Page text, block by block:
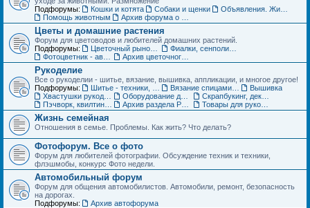
Подфорумы:
Кошки и котята Собаки и щенки
Помощь животным
Цветы и домашние растения
Форум для цветоводов и любителей домашних растений.
Подфорумы:
Рукоделие
Все о рукоделии - шитье, вязание, вышивка, аппликации, и многое другое!
Подфорумы:
Вышивка
Жизнь семейная
Отношения в семье. Проблемы. Как жить? Что делать?
Фотофорум. Все о фото
Форум для любителей фотографии. Обсуждение техник и техники,
флэшмобы, конкурс Фото недели.
Автомобильный форум
Форум для общения автомобилистов. Автомобили, ремонт, безопасность
на дорогах.
Подфорумы:
Архив автофорума